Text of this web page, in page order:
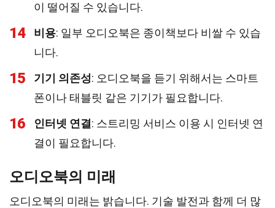
이 떨어질 수 있습니다.
14 비용: 일부 오디오북은 종이책보다 비쌀 수 있습
니다.
15 기기 의존성: 오디오북을 듣기 위해서는 스마트
폰이나 태블릿 같은 기기가 필요합니다.
16 인터넷 연결 : 스트리밍 서비스 이용 시 인터넷 연
결이 필요합니다.
오디오북의 미래
오디오북의 미래는 밝습니다. 기술 발전과 함께 더 많